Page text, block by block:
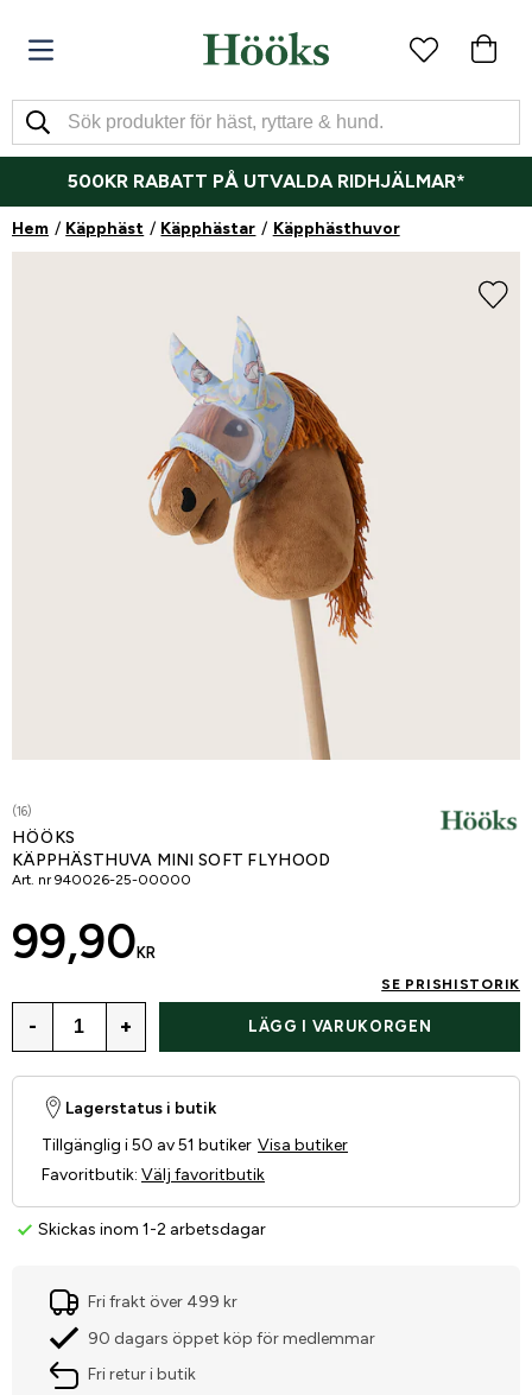
500KR RABATT PÅ UTVALDA RIDHJÄLMAR*
Hem Käpphäst Käpphästar Käpphästhuvor
(16)
HÖÖKS
KÄPPHÄSTHUVA MINI SOFT FLYHOOD
Art. nr 940026-25-00000
99,90 KR
SE PRISHISTORIK
- + LÄGG I VARUKORGEN
Skickas inom 1-2 arbetsdagar
Lagerstatus i butik
Tillgänglig i 50 av 51 butiker Visa butiker
Favoritbutik: Välj favoritbutik
Fri frakt över 499 kr
90 dagars öppet köp för medlemmar
Fri retur i butik